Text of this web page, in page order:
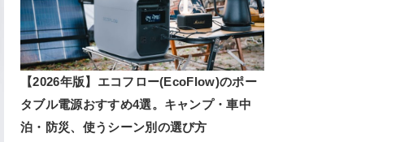
【2026年版】エコフロー(EcoFlow)のポー
タブル電源おすすめ4選。キャンプ・車中
泊・防災、使うシーン別の選び方